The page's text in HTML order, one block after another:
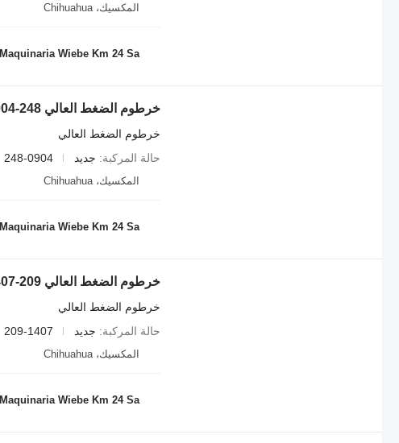
المكسيك، Chihuahua
Maquinaria Wiebe Km 24 Sa
خرطوم الضغط العالي 248-0904 لـ بلدوزر Caterpillar D8T,D8R,825C,826C
خرطوم الضغط العالي
حالة المركبة
جديد 248-0904
المكسيك، Chihuahua
Maquinaria Wiebe Km 24 Sa
خرطوم الضغط العالي 209-1407 لـ بلدوزر Caterpillar D8T,D8
خرطوم الضغط العالي
حالة المركبة
جديد 209-1407
المكسيك، Chihuahua
Maquinaria Wiebe Km 24 Sa